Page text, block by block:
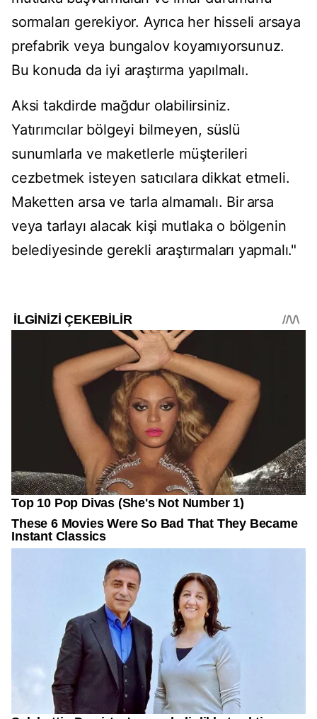
sormaları gerekiyor. Ayrıca her hisseli arsaya
prefabrik veya bungalov koyamıyorsunuz.
Bu konuda da iyi araştırma yapılmalı.
Aksi takdirde mağdur olabilirsiniz.
Yatırımcılar bölgeyi bilmeyen, süslü
sunumlarla ve maketlerle müşterileri
cezbetmek isteyen satıcılara dikkat etmeli.
Maketten arsa ve tarla almamalı. Bir arsa
veya tarlayı alacak kişi mutlaka o bölgenin
belediyesinde gerekli araştırmaları yapmalı."